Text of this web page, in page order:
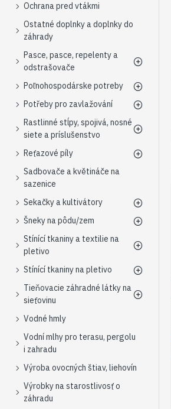
Ochrana pred vtákmi
Ostatné doplnky a doplnky do
záhrady
Pasce, pasce, repelenty a
odstrašovače
Poľnohospodárske potreby
Potřeby pro zavlažování
Rastlinné stĺpy, spojivá, nosné
siete a príslušenstvo
Reťazové píly
Sadbovače a květináče na
sazenice
Sekačky a kultivátory
Šneky na pôdu/zem
Stínící tkaniny a textilie na
pletivo
Stínící tkaniny na pletivo
Tieňovacie záhradné látky na
sieťovinu
Vodné hmly
Vodní mlhy pro terasu, pergolu
i zahradu
Výroba ovocných štiav, liehovín
Výrobky na starostlivosť o
záhradu